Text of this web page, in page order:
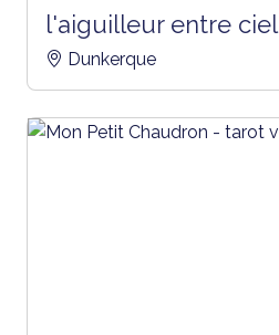
l'aiguilleur entre
Dunkerque